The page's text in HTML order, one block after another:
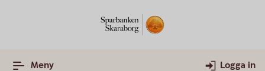
Meny Logga in